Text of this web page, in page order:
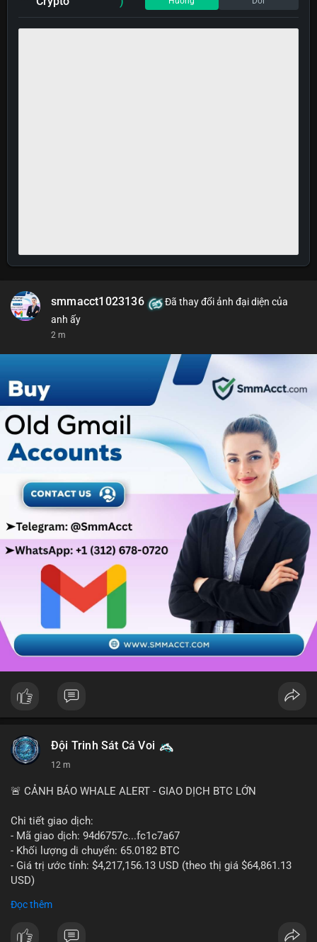
smmacct1023136
Đã thay đổi ảnh đại diện của
anh ấy
2 m
Đội Trinh Sát Cá Voi
12 m
🚨 CẢNH BÁO WHALE ALERT - GIAO DỊCH BTC LỚN
Chi tiết giao dịch:
- Mã giao dịch: 94d6757c...fc1c7a67
- Khối lượng di chuyển: 65.0182 BTC
- Giá trị ước tính: $4,217,156.13 USD (theo thị giá $64,861.13
USD)
Đọc thêm